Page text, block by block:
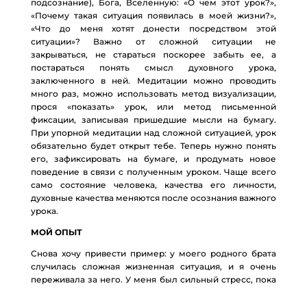
подсознание), Бога, Вселенную: «О чем этот урок?»,
«Почему такая ситуация появилась в моей жизни?»,
«Что до меня хотят донести посредством этой
ситуации»? Важно от сложной ситуации не
закрываться, не стараться поскорее забыть ее, а
постараться понять смысл духовного урока,
заключенного в ней. Медитации можно проводить
много раз, можно использовать метод визуализации,
прося «показать» урок, или метод письменной
фиксации, записывая пришедшие мысли на бумагу.
При упорной медитации над сложной ситуацией, урок
обязательно будет открыт тебе. Теперь нужно понять
его, зафиксировать на бумаге, и продумать новое
поведение в связи с полученным уроком. Чаще всего
само состояние человека, качества его личности,
духовные качества меняются после осознания важного
урока.
МОЙ ОПЫТ
Снова хочу привести пример: у моего родного брата
случилась сложная жизненная ситуация, и я очень
переживала за него. У меня был сильный стресс, пока